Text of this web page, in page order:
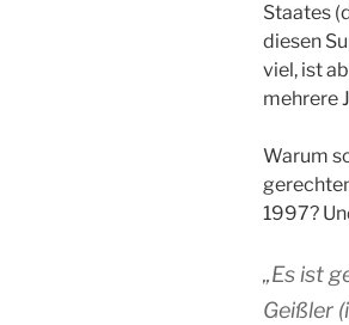
Staates
diesen
viel, ist
mehrere
Warum
1997?
„Es ist
Geißler